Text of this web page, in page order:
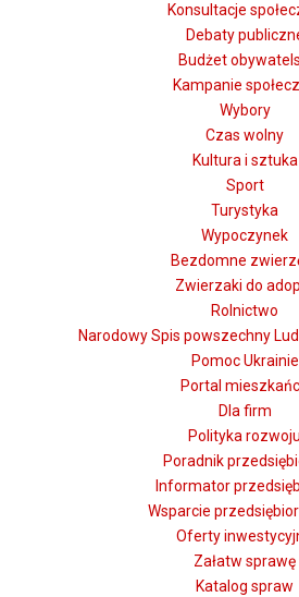
Konsultacje
Debaty
Budżet
Kampanie
Wybory
Czas wolny
Kultura i sztuka
Sport
Turystyka
Wypoczynek
Bezdomne
Zwierzaki do
Rolnictwo
Narodowy Spis powszechny
Pomoc Ukrainie
Portal
Dla firm
Polityka rozwoju
Poradnik
Informator
Wsparcie
Oferty
Załatw sprawę
Katalog spraw